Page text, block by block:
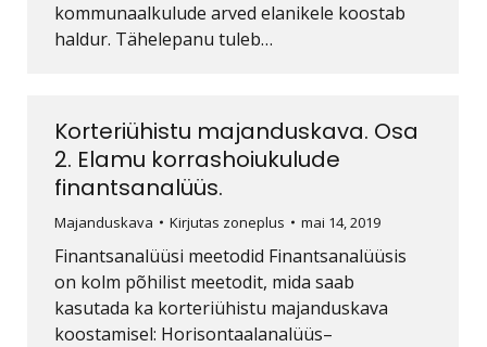
kommunaalkulude arved elanikele koostab
haldur. Tähelepanu tuleb…
Korteriühistu majanduskava. Osa
2. Elamu korrashoiukulude
finantsanalüüs.
Majanduskava Kirjutas zoneplus mai 14, 2019
Finantsanalüüsi meetodid Finantsanalüüsis
on kolm põhilist meetodit, mida saab
kasutada ka korteriühistu majanduskava
koostamisel: Horisontaalanalüüs–